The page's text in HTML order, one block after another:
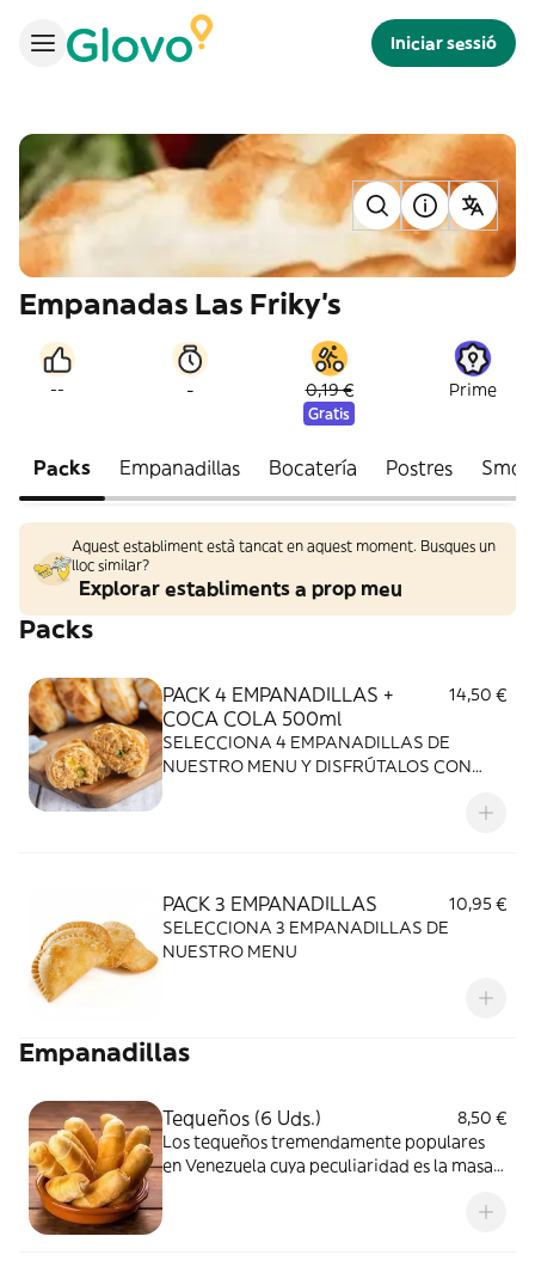
Iniciar sessió
Empanadas Las Friky's
-- - 0,19 €
Gratis
Prime
Packs Empanadillas Bocatería Postres
Aquest establiment està tancat en aquest moment. Busques un
lloc similar?
Explorar establiments a prop meu
Packs
PACK 4 EMPANADILLAS +
COCA COLA 500ml
14,50 €
SELECCIONA 4 EMPANADILLAS DE
NUESTRO MENU Y DISFRÚTALOS CON
PACK 3 EMPANADILLAS
10,95 €
SELECCIONA 3 EMPANADILLAS DE
NUESTRO MENU
Empanadillas
Tequeños (6 Uds.)
8,50 €
Los tequeños tremendamente populares
en Venezuela cuya peculiaridad es la masa